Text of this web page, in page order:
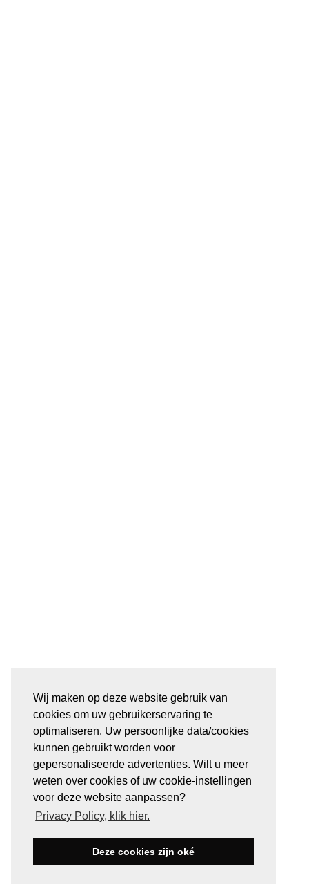
Wij maken op deze website gebruik van
cookies om uw gebruikerservaring te
optimaliseren. Uw persoonlijke data/cookies
kunnen gebruikt worden voor
gepersonaliseerde advertenties. Wilt u meer
weten over cookies of uw cookie-instellingen
voor deze website aanpassen?
Privacy Policy, klik hier.
Deze cookies zijn oké